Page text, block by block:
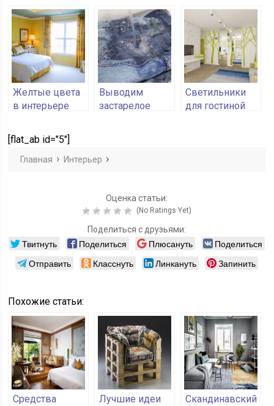
вещей под
кроватью
детской
двухъярусной
кровати
стиле ретро:
как вдохнуть
дух старины в
интерьер
спальни
Желтые цвета
в интерьере
Выводим
застарелое
Светильники
для гостиной
[flat_ab id="5"]
Главная Интерьер
Оценка статьи:
(No Ratings Yet)
Поделиться с друзьями:
Твитнуть Поделиться Плюсануть
Поделиться
Отправить
Класснуть Линкануть Запинить
Похожие статьи:
Средства
Лучшие идеи
Скандинавский